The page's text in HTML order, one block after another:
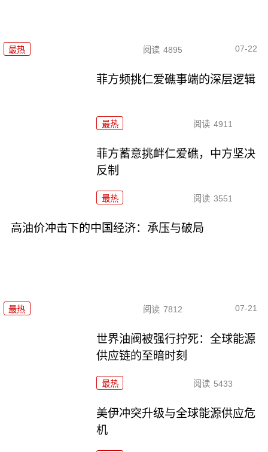
最热 阅读 4895 07-22
菲方频挑仁爱礁事端的深层逻辑
最热 阅读 4911
菲方蓄意挑衅仁爱礁，中方坚决
反制
最热 阅读 3551
高油价冲击下的中国经济：承压与破局
最热 阅读 7812 07-21
世界油阀被强行拧死：全球能源
供应链的至暗时刻
最热 阅读 5433
美伊冲突升级与全球能源供应危
机